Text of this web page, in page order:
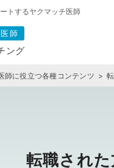
トするヤクマッチ医師
師に役立つ各種コンテンツ
転職され